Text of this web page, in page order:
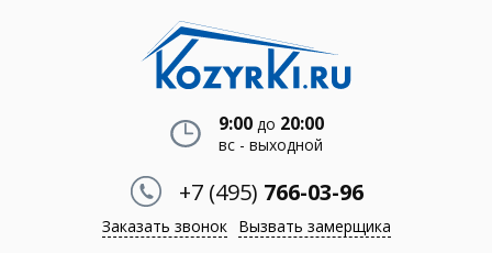
9:00до 20:00
вс - выходной
+7 (495) 766-03-96
Заказать звонок Вызвать замерщика